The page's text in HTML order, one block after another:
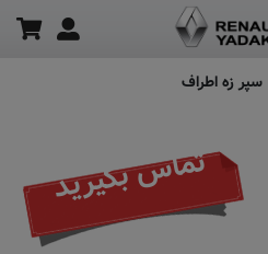
سپر زه اطراف
تماس بگیرید